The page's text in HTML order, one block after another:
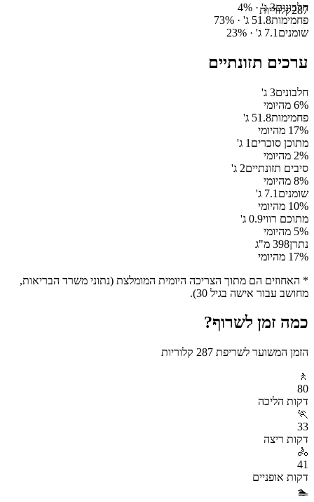
287קלוריותחלבונים3ג' · 4%
פחמימות51.8 ג' · 73%
שומנים 7.1 ג' · 23%
ערכים תזונתיים
חלבונים3 ג'
6% מהיומי
פחמימות51.8 ג'
17% מהיומי
מתוכן סוכרים 1 ג'
2% מהיומי
סיבים תזונתיים2 ג'
8% מהיומי
שומנים 7.1 ג'
10% מהיומי
מתוכם רווי0.9 ג'
5% מהיומי
נתרן398 מ"ג
17% מהיומי
* האחוזים הם מתוך הצריכה היומית המומלצת (נתוני משרד הבריאות,
מחושב עבור אישה בגיל 30).
כמה זמן לשרוף?
הזמן המשוער לשריפת 287 קלוריות
🚶
80
דקות הליכה
🏃
33
דקות ריצה
🚴
41
דקות אופניים
🏊